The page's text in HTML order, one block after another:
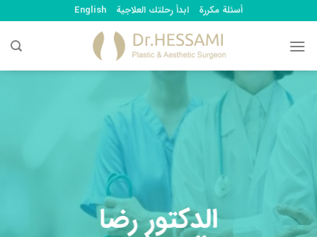
to
content
أسئلة مكررة ابدأ رحلتك العلاجية English
الدكتور رضا